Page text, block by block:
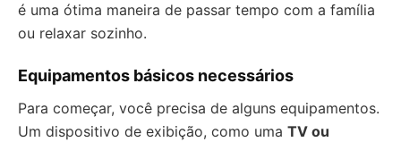
é uma ótima maneira de passar tempo com a família
ou relaxar sozinho.
Equipamentos básicos necessários
Para começar, você precisa de alguns equipamentos.
Um dispositivo de exibição, como uma TV ou